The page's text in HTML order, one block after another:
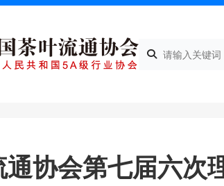
通协会第七届六次